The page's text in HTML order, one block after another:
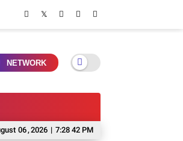
NETWORK
06,2026 | 7:28 43 PM
5 Pilihan Rice Bowl Di Malang Untuk Makan Siang,